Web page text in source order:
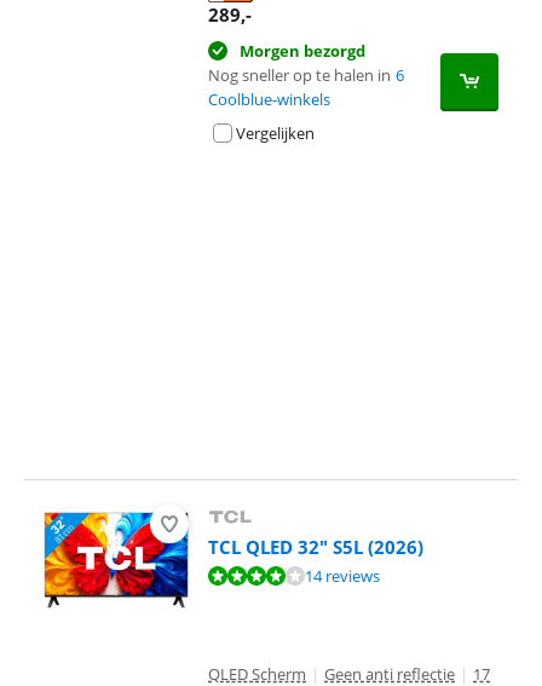
289,-
Morgen bezorgd
Nog sneller op te halen in 6
Coolblue-winkels
Vergelijken
TCL QLED 32" S5L (2026)
Beoordeling is 8,3 van de 10, gebaseerd op 14 reviews.
14 reviews
QLED Scherm | Geen anti reflectie | 17